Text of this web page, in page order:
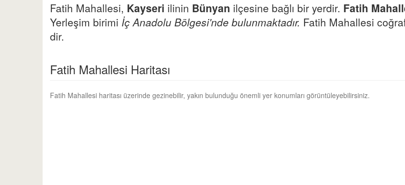
Fatih Mahallesi, Kayseri ilinin Bünyan ilçesine bağlı bir yerdir. Fatih
Yerleşim birimi İç Anadolu Bölgesi'nde bulunmaktadır. Fatih Mahallesi
dir.
Fatih Mahallesi Haritası
Fatih Mahallesi haritası üzerinde gezinebilir, yakın bulunduğu önemli yer konumları görüntüleyebilirsiniz.